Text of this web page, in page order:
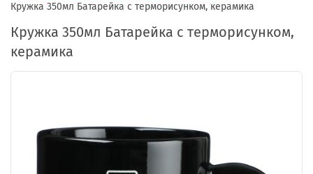
Кружка 350мл Батарейка с терморисунком, керамика
Кружка 350мл Батарейка с терморисунком,
керамика